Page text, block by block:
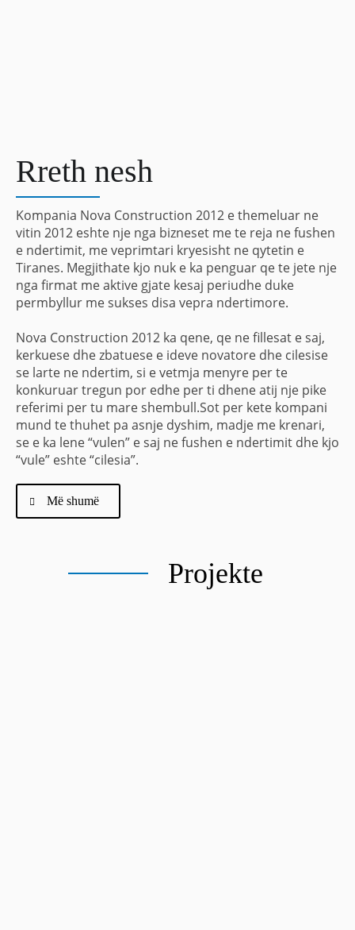
Rreth nesh
Kompania Nova Construction 2012 e themeluar ne
vitin 2012 eshte nje nga bizneset me te reja ne fushen
e ndertimit, me veprimtari kryesisht ne qytetin e
Tiranes. Megjithate kjo nuk e ka penguar qe te jete nje
nga firmat me aktive gjate kesaj periudhe duke
permbyllur me sukses disa vepra ndertimore.
Nova Construction 2012 ka qene, qe ne fillesat e saj,
kerkuese dhe zbatuese e ideve novatore dhe cilesise
se larte ne ndertim, si e vetmja menyre per te
konkuruar tregun por edhe per ti dhene atij nje pike
referimi per tu mare shembull.Sot per kete kompani
mund te thuhet pa asnje dyshim, madje me krenari,
se e ka lene “vulen” e saj ne fushen e ndertimit dhe kjo
“vule” eshte “cilesia”.
Më shumë
Projekte